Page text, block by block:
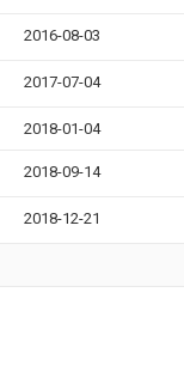
2016-08-03
2017-07-04
2018-01-04
2018-09-14
2018-12-21